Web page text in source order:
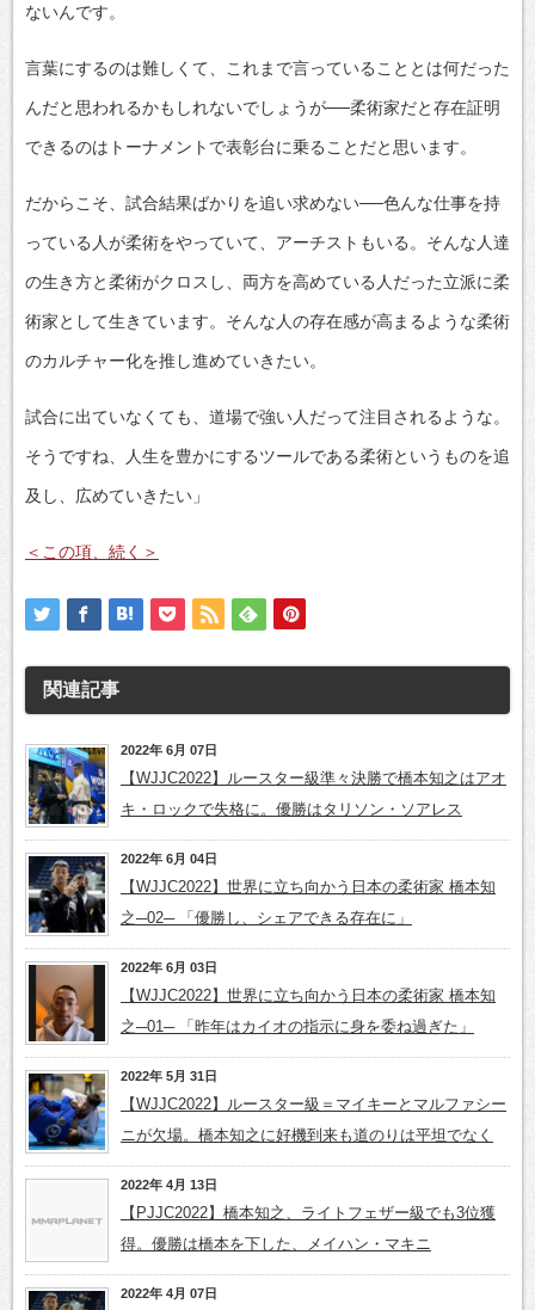
ないんです。
言葉にするのは難しくて、これまで言っていることとは何だった
んだと思われるかもしれないでしょうが──柔術家だと存在証明
できるのはトーナメントで表彰台に乗ることだと思います。
だからこそ、試合結果ばかりを追い求めない──色んな仕事を持
っている人が柔術をやっていて、アーチストもいる。そんな人達
の生き方と柔術がクロスし、両方を高めている人だった立派に柔
術家として生きています。そんな人の存在感が高まるような柔術
のカルチャー化を推し進めていきたい。
試合に出ていなくても、道場で強い人だって注目されるような。
そうですね、人生を豊かにするツールである柔術というものを追
及し、広めていきたい」
＜この項、続く＞
関連記事
2022年 6月 07日
【WJJC2022】ルースター級準々決勝で橋本知之はアオ
キ・ロックで失格に。優勝はタリソン・ソアレス
2022年 6月 04日
【WJJC2022】世界に立ち向かう日本の柔術家 橋本知
之─02─ 「優勝し、シェアできる存在に」
2022年 6月 03日
【WJJC2022】世界に立ち向かう日本の柔術家 橋本知
之─01─ 「昨年はカイオの指示に身を委ね過ぎた」
2022年 5月 31日
【WJJC2022】ルースター級＝マイキーとマルファシー
ニが欠場。橋本知之に好機到来も道のりは平坦でなく
2022年 4月 13日
【PJJC2022】橋本知之、ライトフェザー級でも3位獲
得。優勝は橋本を下した、メイハン・マキニ
2022年 4月 07日